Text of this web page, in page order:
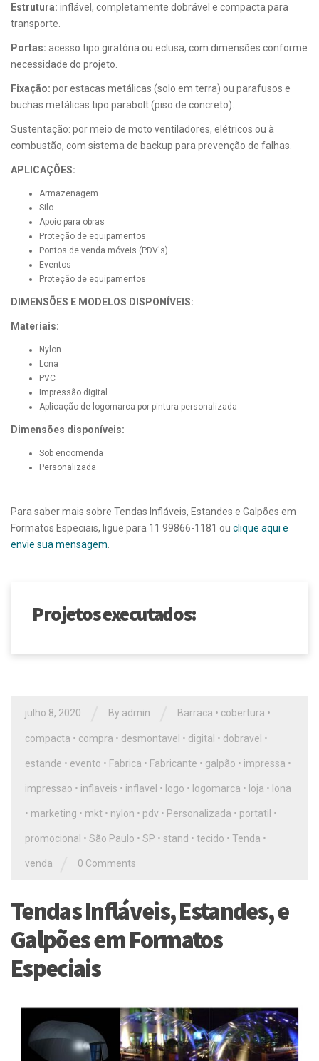
Estrutura: inflável, completamente dobrável e compacta para
transporte.
Portas: acesso tipo giratória ou eclusa, com dimensões conforme
necessidade do projeto.
Fixação: por estacas metálicas (solo em terra) ou parafusos e
buchas metálicas tipo parabolt (piso de concreto).
Sustentação: por meio de moto ventiladores, elétricos ou à
combustão, com sistema de backup para prevenção de falhas.
APLICAÇÕES:
Armazenagem
Silo
Apoio para obras
Proteção de equipamentos
Pontos de venda móveis (PDV's)
Eventos
Proteção de equipamentos
DIMENSÕES E MODELOS DISPONÍVEIS:
Materiais:
Nylon
Lona
PVC
Impressão digital
Aplicação de logomarca por pintura personalizada
Dimensões disponíveis:
Sob encomenda
Personalizada
Para saber mais sobre Tendas Infláveis, Estandes e Galpões em
Formatos Especiais, ligue para 11 99866-1181 ou clique aqui e
envie sua mensagem
Projetos executados:
julho 8, 2020 By admin Barraca • cobertura •
compacta • compra • desmontavel • digital • dobravel •
estande • evento • Fabrica • Fabricante • galpão • impressa •
impressao • inflaveis • inflavel • logo • logomarca • loja • lona
• marketing • mkt • nylon • pdv • Personalizada • portatil •
promocional • São Paulo • SP • stand • tecido • Tenda •
venda 0 Comments
Tendas Infláveis, Estandes, e
Galpões em Formatos
Especiais